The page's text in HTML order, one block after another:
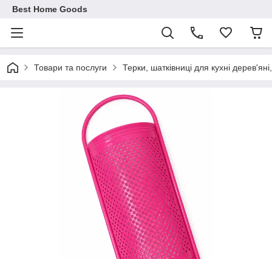
Best Home Goods
Товари та послуги Терки, шатківниці для кухні